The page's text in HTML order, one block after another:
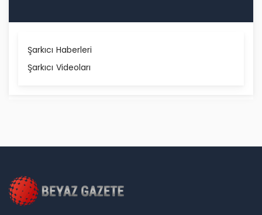
Şarkıcı Haberleri
Şarkıcı Videoları